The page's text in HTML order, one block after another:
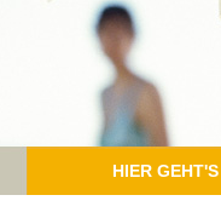
HIER